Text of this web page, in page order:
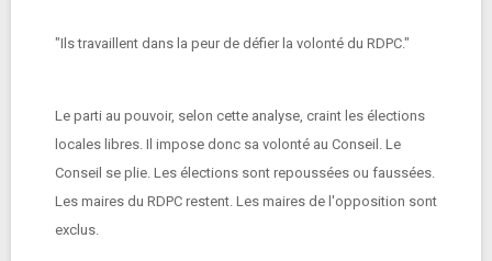
"Ils travaillent dans la peur de défier la volonté du RDPC."
Le parti au pouvoir, selon cette analyse, craint les élections
locales libres. Il impose donc sa volonté au Conseil. Le
Conseil se plie. Les élections sont repoussées ou faussées.
Les maires du RDPC restent. Les maires de l'opposition sont
exclus.